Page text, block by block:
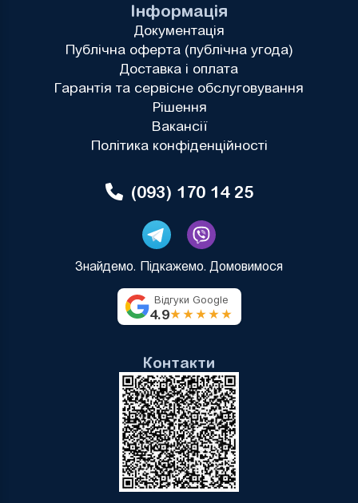
Інформація
Документація
Публічна оферта (публічна угода)
Доставка і оплата
Гарантія та сервісне обслуговування
Рішення
Вакансії
Політика конфіденційності
(093) 170 14 25
Знайдемо. Підкажемо. Домовимося
Відгуки Google
4.9★★★★★
Контакти